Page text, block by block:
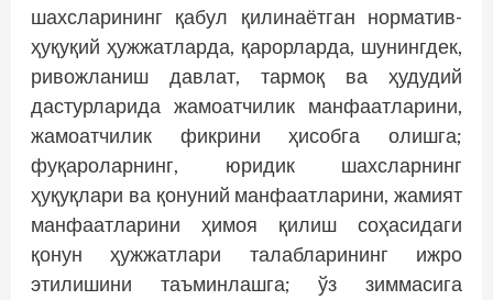
шахсларининг қабул қилинаётган норматив-
ҳуқуқий ҳужжатларда, қарорларда, шу­нингдек,
ривожланиш давлат, тармоқ ва ҳудудий
дастурларида жамоатчилик манфаатларини,
жамоатчилик фикрини ҳисобга олишга;
фуқароларнинг, юридик шахсларнинг
ҳуқуқлари ва қонуний манфаатларини, жамият
манфаатларини ҳимоя қилиш соҳасидаги
қонун ҳужжатлари талабларининг ижро
этилишини таъминлашга; ўз зиммасига